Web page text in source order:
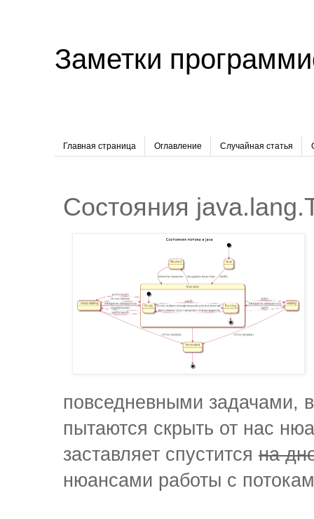
Заметки
Главная страница Оглавление Случайная статья
Состояния
повседневными задачами,
пытаются скрыть от нас
заставляет спустится на
нюансами работы с